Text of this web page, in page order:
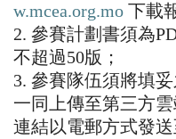
w.mcea.org.mo 下載
2. 參賽計劃書須為
不超過50版；
3. 參賽隊伍須將填
一同上傳至第三方
連結以電郵方式發送